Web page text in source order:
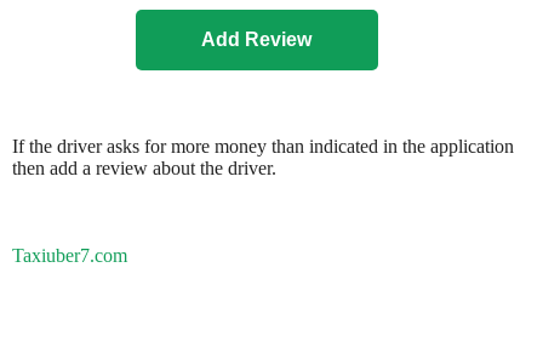
If the driver asks for more money than indicated in the application
then add a review about the driver.
Taxiuber7.com